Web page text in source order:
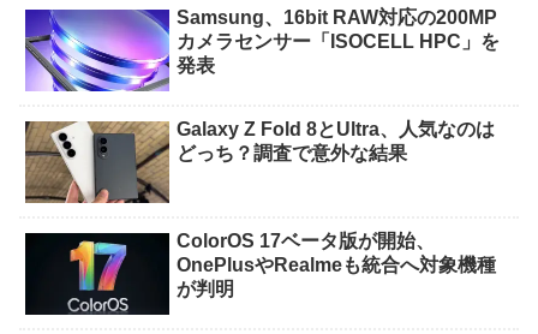
Samsung、16bit RAW対応の200MP
カメラセンサー「ISOCELL HPC」を
発表
Galaxy Z Fold 8とUltra、人気なのは
どっち？調査で意外な結果
ColorOS 17ベータ版が開始、
OnePlusやRealmeも統合へ対象機種
が判明